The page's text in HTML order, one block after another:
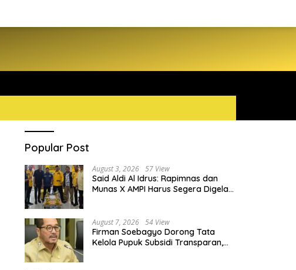
Popular Post
August 3, 2026 57 View
Said Aldi Al Idrus: Rapimnas dan
Munas X AMPI Harus Segera Digelar
August 7, 2026 54 View
Firman Soebagyo Dorong Tata
Kelola Pupuk Subsidi Transparan,